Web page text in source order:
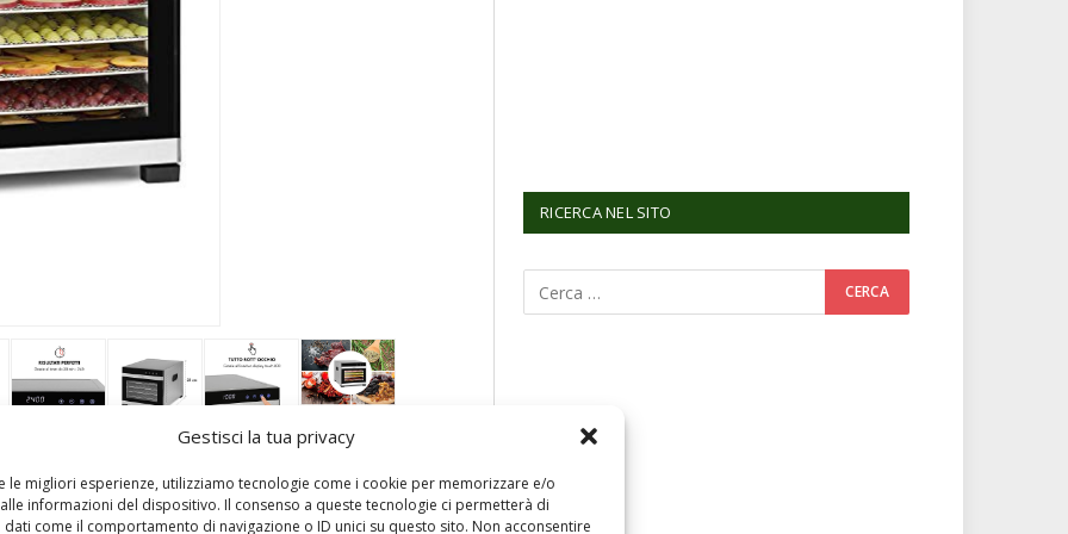
Gestisci la tua privacy
le migliori esperienze, utilizziamo tecnologie come i cookie per memorizzare e/o
informazioni del dispositivo. Il consenso a queste tecnologie ci permetterà di
come il comportamento di navigazione o ID unici su questo sito. Non acconsentire
Dry essicca frutta, verdura, carne e altri alimenti in
RICERCA NEL SITO